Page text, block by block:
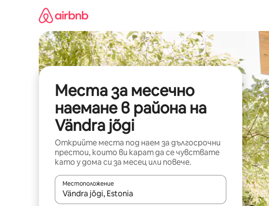
съдържанието
Места за месечно
наемане в района на
Vändra jõgi
Открийте места под наем за дългосрочни
престои, които ви карат да се чувствате
като у дома си за месец или повече.
Местоположение
Когато резултатите се покажат, използвайте клавишите